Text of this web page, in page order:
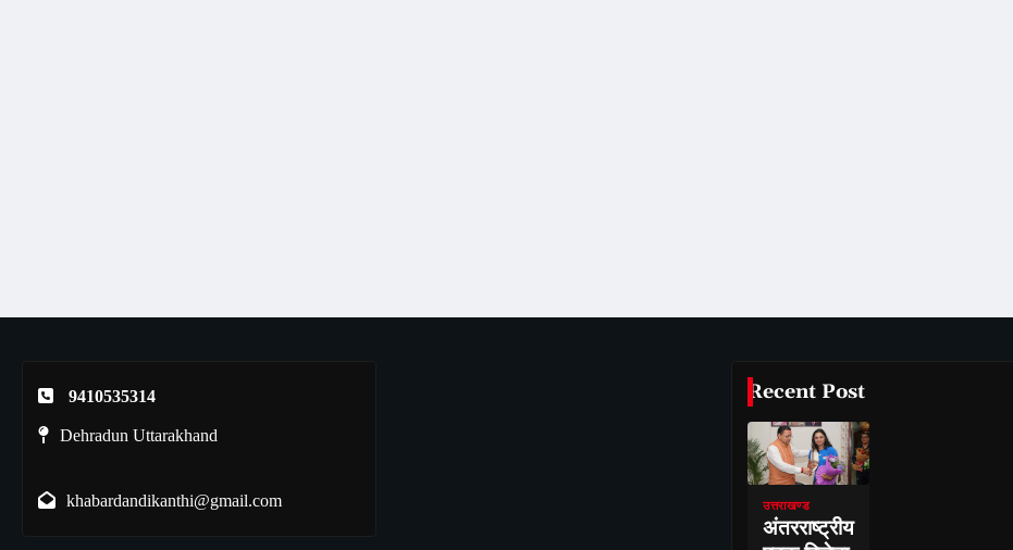
9410535314
Dehradun Uttarakhand
khabardandikanthi@gmail.com
Recent Post
उत्तराखण्ड
अंतरराष्ट्रीय